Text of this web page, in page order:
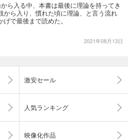
ら入る中、本書は最後に理論を持ってき
から入り、慣れた頃に理論、と言う流れ
で最後まで読めた。
2021年08月13日
激安セール
人気ランキング
映像化作品